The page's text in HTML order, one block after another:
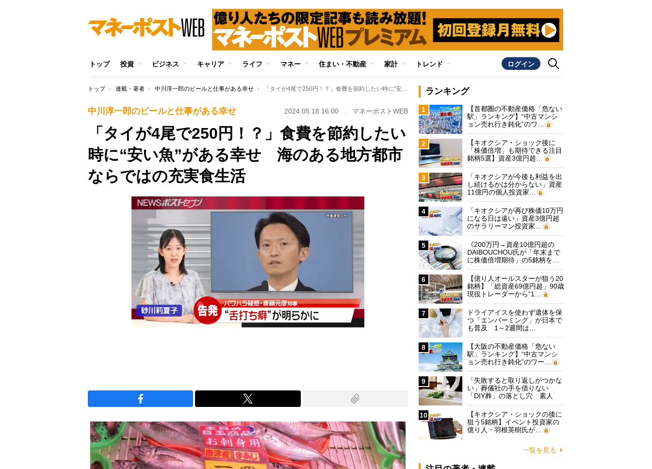
トップ 投資 ビジネス キャリア ライフ マネー 住まい・不動産 家計 トレンド ログイン
トップ 連載・著者 中川淳一郎のビールと仕事がある幸せ 「タイが4尾で250円！？」食費を節約したい時に“安い魚”がある幸せ 海のある地方都市ならではの充実食生活
中川淳一郎のビールと仕事がある幸せ 2024.05.18 16:00 マネーポストWEB
「タイが4尾で250円！？」食費を節約したい
時に“安い魚”がある幸せ 海のある地方都市
ならではの充実食生活
ランキング
1
【首都圏の不動産価格「危ない
駅」ランキング】“中古マンシ
ョン売れ行き鈍化”のワ…
2
【キオクシア・ショック後に
「株価倍増」も期待できる注目
銘柄5選】資産3億円超…
3
「キオクシアが今後も利益を出
し続けるかは分からない」資産
11億円の個人投資家…
4
「キオクシアが再び株価10万円
になる日は遠い」資産3億円超
のサラリーマン投資家…
5
《200万円→資産10億円超の
DAIBOUCHOU氏が「年末まで
に株価倍増期待」の5銘柄を…
6
【億り人オールスターが狙う20
銘柄】「総資産69億円超」90歳
現役トレーダーから“1…
7
ドライアイスを使わず遺体を保
つ「エンバーミング」が日本で
も普及 1～2週間は…
8
【大阪の不動産価格「危ない
駅」ランキング】“中古マンシ
ョン売れ行き鈍化”のワー…
9
「失敗すると取り返しがつかな
い」葬儀社の手を借りない
「DIY葬」の落とし穴 素人
に…
10
【キオクシア・ショックの後に
狙う5銘柄】イベント投資家の
億り人・羽根英樹氏が…
一覧を見る